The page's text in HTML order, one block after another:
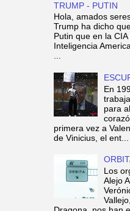
TRUMP - PUTIN
Hola, amados
Trump ha dicho
Putin que en la
Inteligencia
...
En
para
primera vez a
de Vinicius, el ent...
Los
Alejo